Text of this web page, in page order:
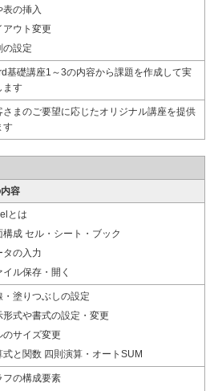
表の挿入
アウト変更
の設定
基礎講座1～3の内容から課題を作成して実
ます
さまのご要望に応じたオリジナル講座を提供
す
容
とは
構成 セル・シート・ブック
タの入力
イル保存・開く
・塗りつぶしの設定
形式や書式の設定・変更
のサイズ変更
式と関数 四則演算・オートSUM
フの構成要素